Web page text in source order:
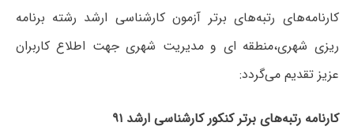
کارنامه‌های رتبه‌های برتر آزمون کارشناسی ارشد رشته برنامه
ریزی شهری،منطقه ای و مدیریت شهری جهت اطلاع کاربران
عزیز تقدیم می‌گردد:
کارنامه رتبه‌های برتر کنکور کارشناسی ارشد ۹۱